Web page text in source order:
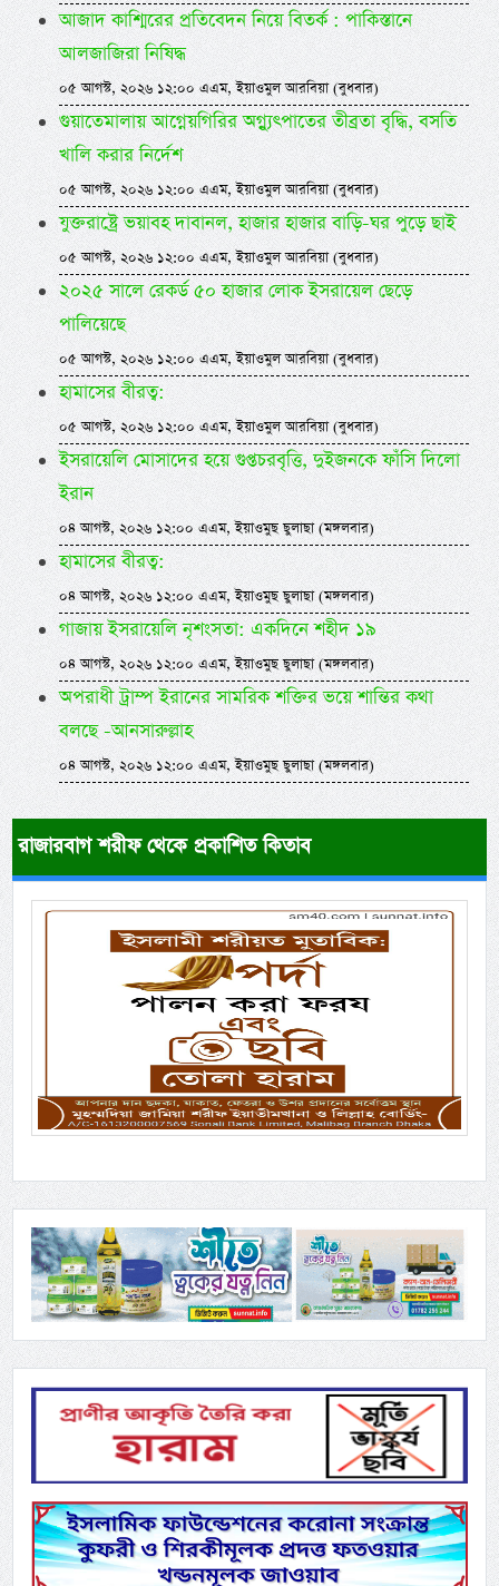
আজাদ কাশ্মিরের প্রতিবেদন নিয়ে বিতর্ক : পাকিস্তানে
আলজাজিরা নিষিদ্ধ
০৫ আগস্ট, ২০২৬ ১২:০০ এএম, ইয়াওমুল আরবিয়া (বুধবার)
গুয়াতেমালায় আগ্নেয়গিরির অগ্ন্যুৎপাতের তীব্রতা বৃদ্ধি, বসতি
খালি করার নির্দেশ
০৫ আগস্ট, ২০২৬ ১২:০০ এএম, ইয়াওমুল আরবিয়া (বুধবার)
যুক্তরাষ্ট্রে ভয়াবহ দাবানল, হাজার হাজার বাড়ি-ঘর পুড়ে ছাই
০৫ আগস্ট, ২০২৬ ১২:০০ এএম, ইয়াওমুল আরবিয়া (বুধবার)
২০২৫ সালে রেকর্ড ৫০ হাজার লোক ইসরায়েল ছেড়ে
পালিয়েছে
০৫ আগস্ট, ২০২৬ ১২:০০ এএম, ইয়াওমুল আরবিয়া (বুধবার)
হামাসের বীরত্ব:
০৫ আগস্ট, ২০২৬ ১২:০০ এএম, ইয়াওমুল আরবিয়া (বুধবার)
ইসরায়েলি মোসাদের হয়ে গুপ্তচরবৃত্তি, দুইজনকে ফাঁসি দিলো
ইরান
০৪ আগস্ট, ২০২৬ ১২:০০ এএম, ইয়াওমুছ ছুলাছা (মঙ্গলবার)
হামাসের বীরত্ব:
০৪ আগস্ট, ২০২৬ ১২:০০ এএম, ইয়াওমুছ ছুলাছা (মঙ্গলবার)
গাজায় ইসরায়েলি নৃশংসতা: একদিনে শহীদ ১৯
০৪ আগস্ট, ২০২৬ ১২:০০ এএম, ইয়াওমুছ ছুলাছা (মঙ্গলবার)
অপরাধী ট্রাম্প ইরানের সামরিক শক্তির ভয়ে শান্তির কথা
বলছে -আনসারুল্লাহ
০৪ আগস্ট, ২০২৬ ১২:০০ এএম, ইয়াওমুছ ছুলাছা (মঙ্গলবার)
রাজারবাগ শরীফ থেকে প্রকাশিত কিতাব